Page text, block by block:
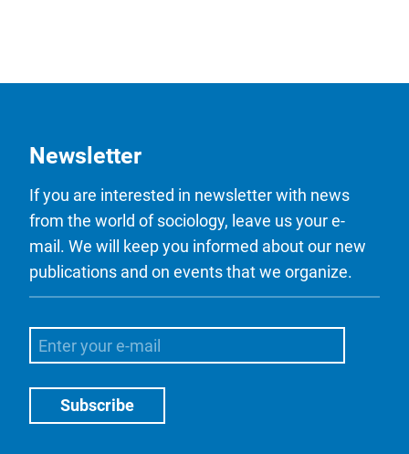
Newsletter
If you are interested in newsletter with news
from the world of sociology, leave us your e-
mail. We will keep you informed about our new
publications and on events that we organize.